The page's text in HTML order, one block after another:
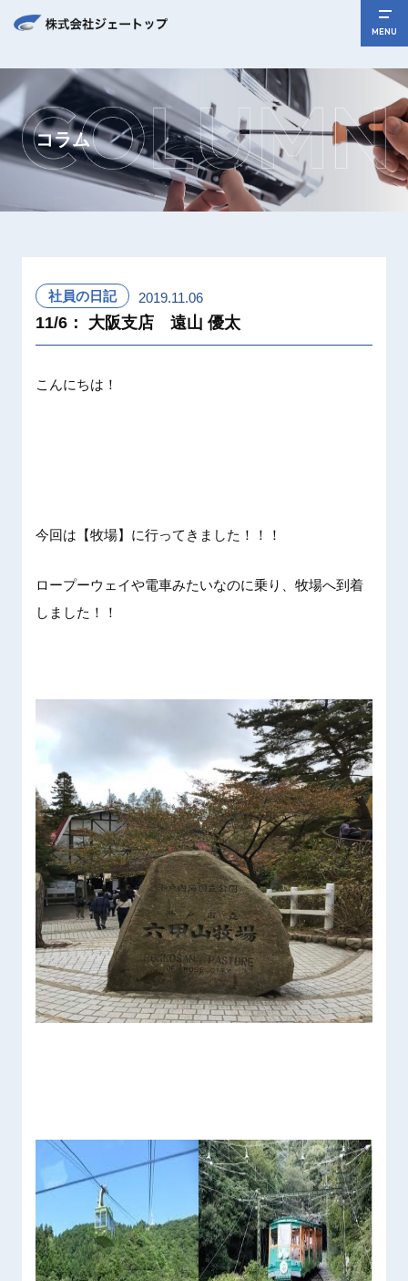
MENU
コラム
社員の日記 2019.11.06
11/6： 大阪支店 遠山 優太
こんにちは！
今回は【牧場】に行ってきました！！！
ロープーウェイや電車みたいなのに乗り、牧場へ到着
しました！！